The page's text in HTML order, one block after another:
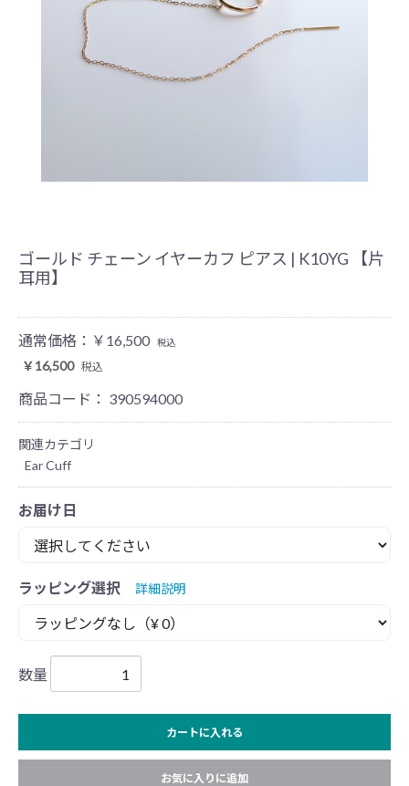
ゴールド チェーン イヤーカフ ピアス | K10YG 【片
耳用】
通常価格： ￥16,500 税込
￥16,500 税込
商品コード： 390594000
関連カテゴリ
Ear Cuff
お届け日
ラッピング選択 詳細説明
数量
カートに入れる
お気に入りに追加